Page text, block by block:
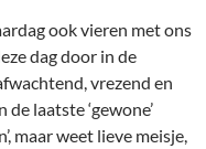
ook vieren met ons
dag door in de
vrezend en
laatste ‘gewone’
maar weet lieve meisje,